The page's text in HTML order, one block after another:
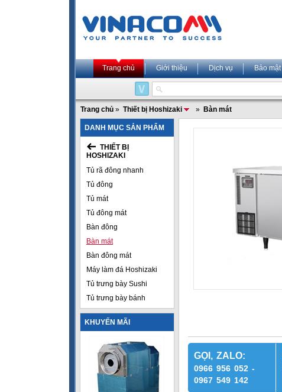
Trang chủ Giới thiệu Dịch vụ Bảo mật
Trang chủ » Thiết bị Hoshizaki » Bàn mát
DANH MỤC SẢN PHẨM
THIẾT BỊ
HOSHIZAKI
Tủ rã đông nhanh
Tủ đông
Tủ mát
Tủ đông mát
Bàn đông
Bàn mát
Bàn đông mát
Máy làm đá Hoshizaki
Tủ trưng bày Sushi
Tủ trưng bày bánh
KHUYẾN MÃI
GỌI, ZALO:
0966 956 052 -
0967 549 142